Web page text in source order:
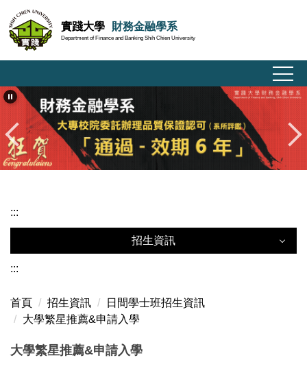
到
主
要
容
區
實踐大學 財務金融學系
Department of Finance and Banking Shih Chien University
:::
招生資訊
招生考試資訊網
:::
首頁 招生資訊
日間學士班招生資訊
大學繁星推薦&申請入學
大學繁星推薦&申請入學